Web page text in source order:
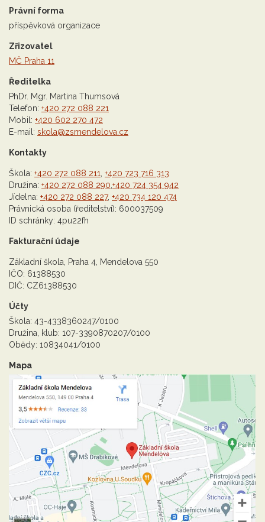
Právní forma
příspěvková organizace
Zřizovatel
MČ Praha 11
Ředitelka
PhDr. Mgr. Martina Thumsová
Telefon: +420 272 088 221
Mobil: +420 602 270 472
E-mail: skola@zsmendelova.cz
Kontakty
Škola: +420 272 088 211 +420 723 716 313
Družina: +420 272 088 290 +420 724 354 942
Jídelna: +420 272 088 227, +420 734 120 474
Právnická osoba (ředitelství): 600037509
ID schránky: 4pu22fh
Fakturační údaje
Základní škola, Praha 4, Mendelova 550
IČO: 61388530
DIČ: CZ61388530
Účty
Škola: 43-4338360247/0100
Družina, klub: 107-3390870207/0100
Obědy: 10834041/0100
Mapa